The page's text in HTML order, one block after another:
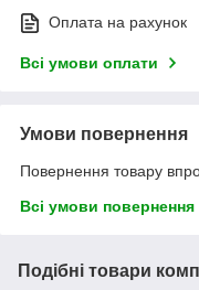
Оплата на рахунок
Всі умови оплати
Умови повернення
Повернення товару
Всі умови повернення
Подібні товари